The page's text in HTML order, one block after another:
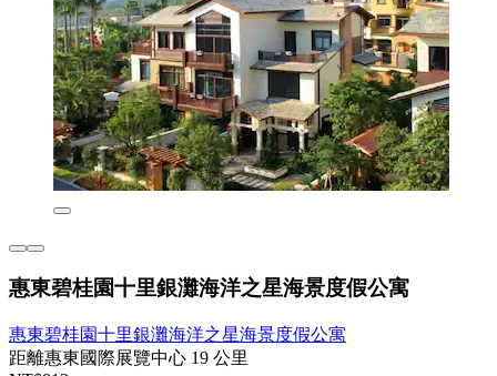
惠東碧桂園十里銀灘海洋之星海景度假公寓
惠東碧桂園十里銀灘海洋之星海景度假公寓
距離惠東國際展覽中心 19 公里